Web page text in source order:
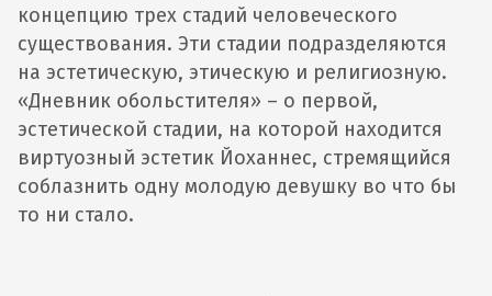
концепцию трех стадий человеческого
существования. Эти стадии подразделяются
на эстетическую, этическую и религиозную.
«Дневник обольстителя» – о первой,
эстетической стадии, на которой находится
виртуозный эстетик Йоханнес, стремящийся
соблазнить одну молодую девушку во что бы
то ни стало.